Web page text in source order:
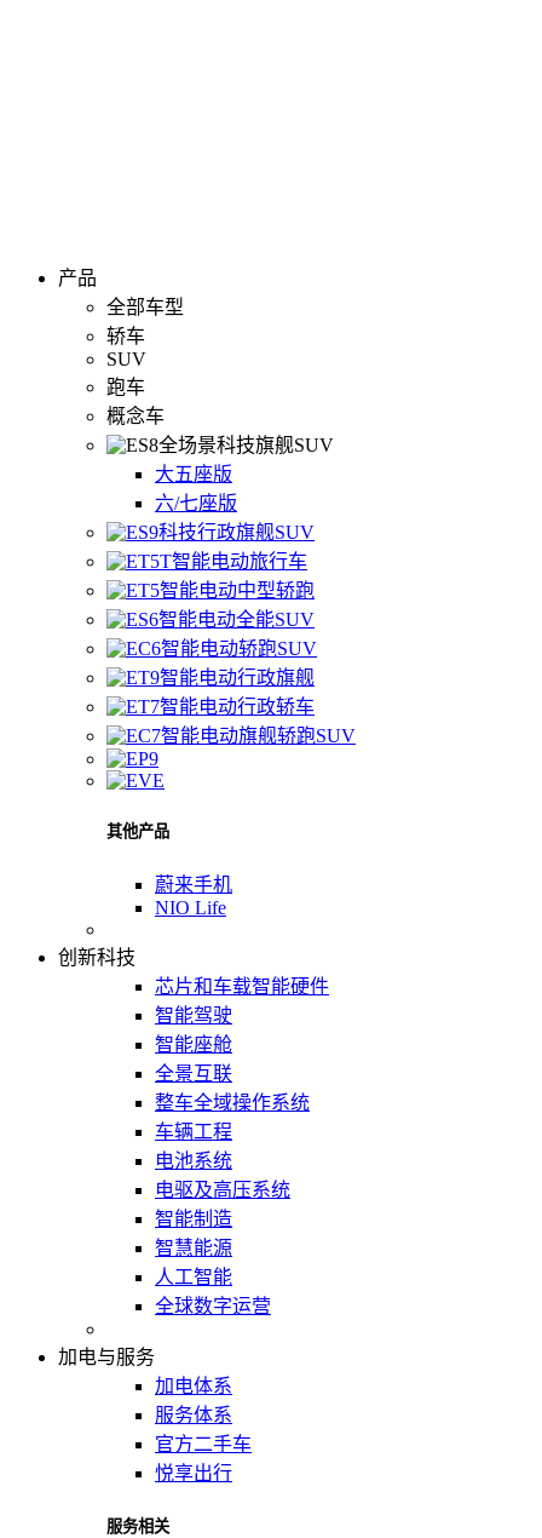
产品
全部车型
轿车
SUV
跑车
概念车
全场景科技旗舰SUV
大五座版
六/七座版
科技行政旗舰SUV
智能电动旅行车
智能电动中型轿跑
智能电动全能SUV
智能电动轿跑SUV
智能电动行政旗舰
智能电动行政轿车
智能电动旗舰轿跑SUV
其他产品
蔚来手机
NIO Life
创新科技
芯片和车载智能硬件
智能驾驶
智能座舱
全景互联
整车全域操作系统
车辆工程
电池系统
电驱及高压系统
智能制造
智慧能源
人工智能
全球数字运营
加电与服务
加电体系
服务体系
官方二手车
悦享出行
服务相关